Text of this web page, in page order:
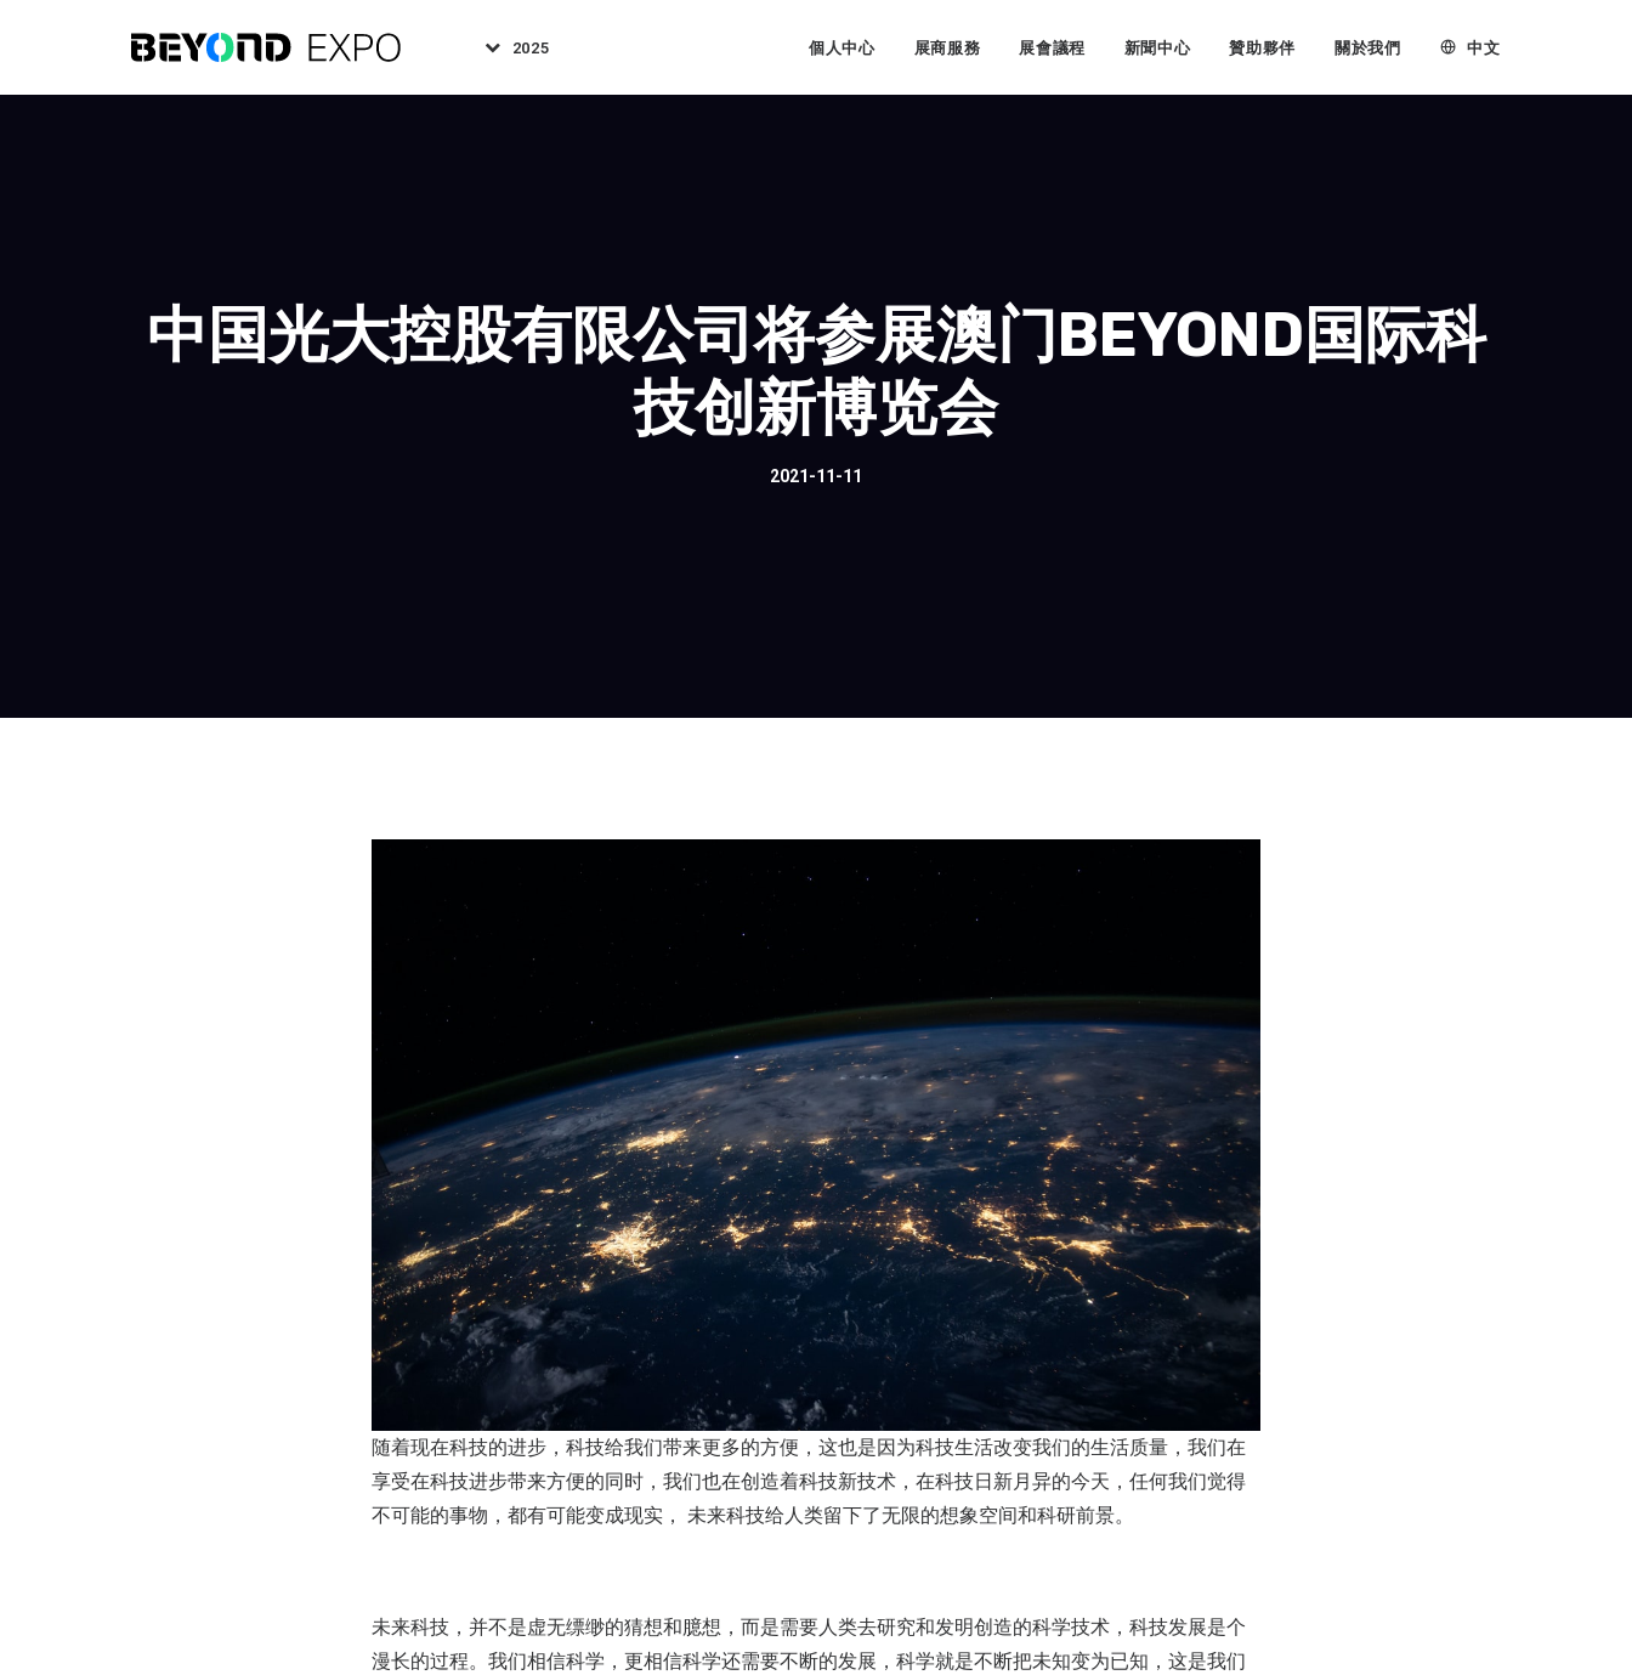
2025 個人中心 展商服務 展會議程 新聞中心 贊助夥伴 關於我們 中文
中国光大控股有限公司将参展澳门BEYOND国际科
技创新博览会
2021-11-11
随着现在科技的进步，科技给我们带来更多的方便，这也是因为科技生活改变我们的生活质量，我们在
享受在科技进步带来方便的同时，我们也在创造着科技新技术，在科技日新月异的今天，任何我们觉得
不可能的事物，都有可能变成现实， 未来科技给人类留下了无限的想象空间和科研前景。
未来科技，并不是虚无缥缈的猜想和臆想，而是需要人类去研究和发明创造的科学技术，科技发展是个
漫长的过程。我们相信科学，更相信科学还需要不断的发展，科学就是不断把未知变为已知，这是我们